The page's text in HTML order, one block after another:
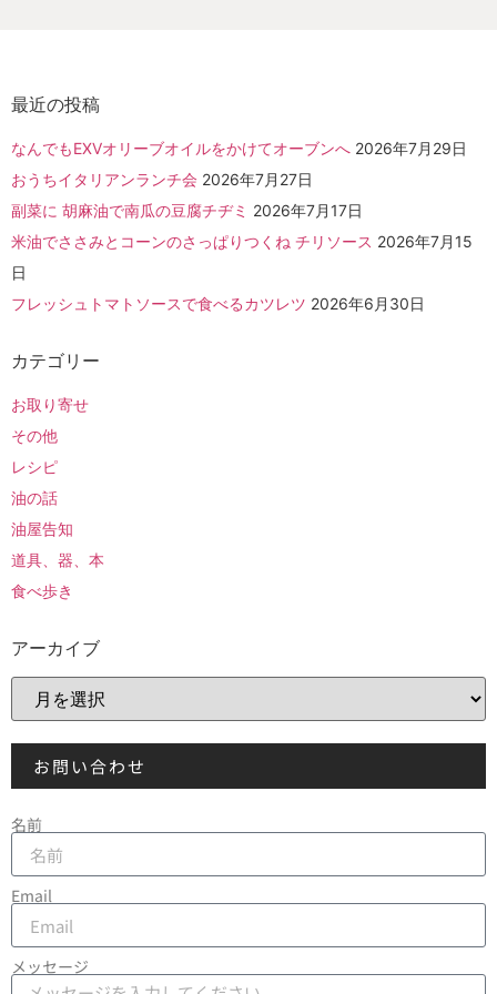
最近の投稿
なんでもEXVオリーブオイルをかけてオーブンへ 2026年7月29日
おうちイタリアンランチ会 2026年7月27日
副菜に 胡麻油で南瓜の豆腐チヂミ 2026年7月17日
米油でささみとコーンのさっぱりつくね チリソース 2026年7月15
日
フレッシュトマトソースで食べるカツレツ 2026年6月30日
カテゴリー
お取り寄せ
その他
レシピ
油の話
油屋告知
道具、器、本
食べ歩き
アーカイブ
お問い合わせ
名前
Email
メッセージ